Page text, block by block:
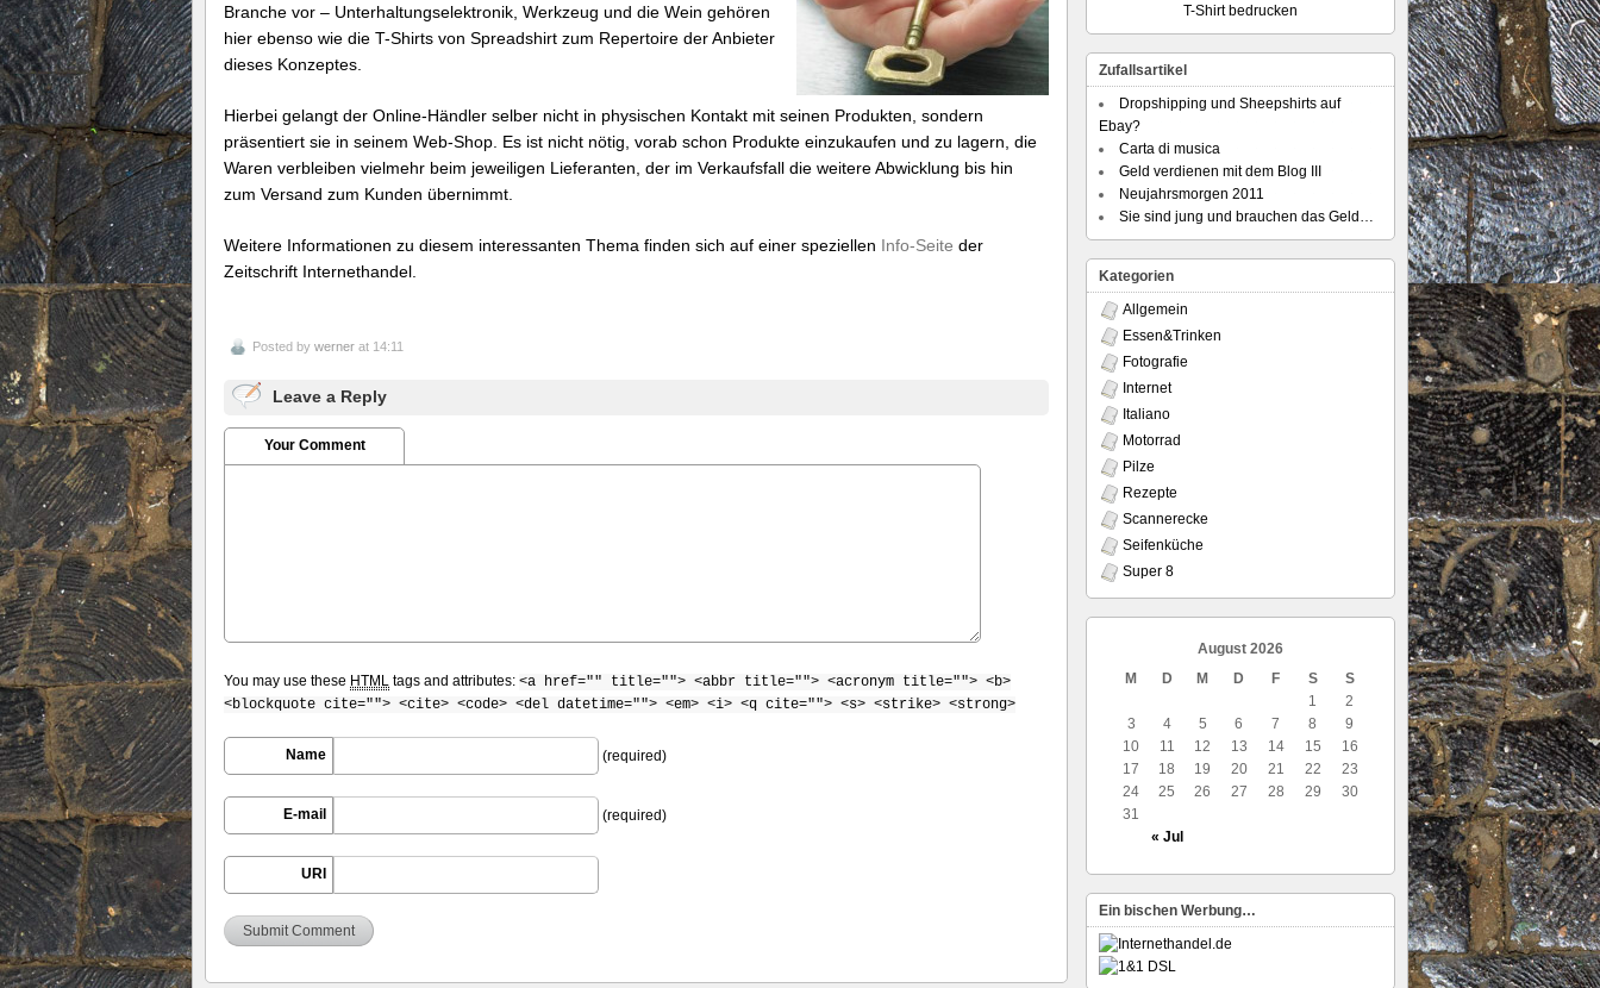
Branche vor – Unterhaltungselektronik, Werkzeug und die Wein gehören
hier ebenso wie die T-Shirts von Spreadshirt zum Repertoire der Anbieter
dieses Konzeptes.
Hierbei gelangt der Online-Händler selber nicht in physischen Kontakt mit seinen Produkten, sondern
präsentiert sie in seinem Web-Shop. Es ist nicht nötig, vorab schon Produkte einzukaufen und zu lagern, die
Waren verbleiben vielmehr beim jeweiligen Lieferanten, der im Verkaufsfall die weitere Abwicklung bis hin
zum Versand zum Kunden übernimmt.
Weitere Informationen zu diesem interessanten Thema finden sich auf einer speziellen Info-Seite der
Zeitschrift Internethandel.
Posted by werner at 14:11
Leave a Reply
Your Comment
You may use these HTML tags and attributes: <a href="" title=""> <abbr title=""> <acronym title=""> <b>
<blockquote cite=""> <cite> <code> <del datetime=""> <em> <i> <q cite=""> <s> <strike> <strong>
Name (required)
E-mail (required)
URI
T-Shirt bedrucken
Zufallsartikel
Dropshipping und Sheepshirts auf
Ebay?
Carta di musica
Geld verdienen mit dem Blog III
Neujahrsmorgen 2011
Sie sind jung und brauchen das Geld…
Kategorien
Allgemein
Essen&Trinken
Fotografie
Internet
Italiano
Motorrad
Pilze
Rezepte
Scannerecke
Seifenküche
Super 8
August 2026
M
D M D F S S
« Jul
1
2
3
4 5 6 7 8
9
10
11 12 13 14 15
16
17
18 19 20 21 22
23
24
25 26 27 28 29
30
31
Ein bischen Werbung…